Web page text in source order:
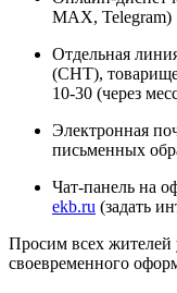
МАХ, Telegram)
Отдельная
(СНТ),
10-30 (через
Электронная
письменных
Чат-панель на
ekb.ru (задать
Просим всех
своевременного